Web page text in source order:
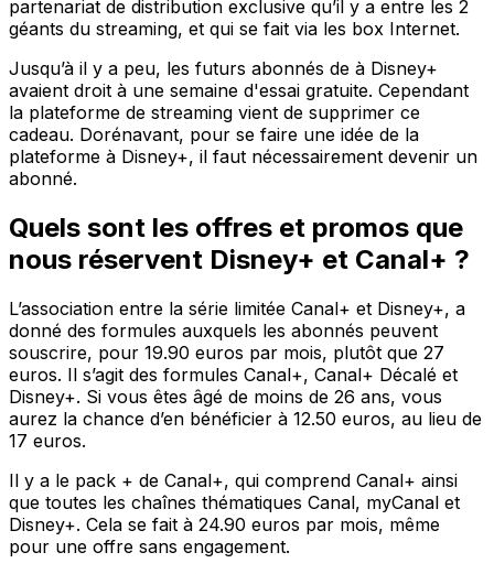
partenariat de distribution exclusive qu’il y a entre les 2
géants du streaming, et qui se fait via les box Internet.
Jusqu’à il y a peu, les futurs abonnés de à Disney+
avaient droit à une semaine d'essai gratuite. Cependant
la plateforme de streaming vient de supprimer ce
cadeau. Dorénavant, pour se faire une idée de la
plateforme à Disney+, il faut nécessairement devenir un
abonné.
Quels sont les offres et promos que
nous réservent Disney+ et Canal+ ?
L’association entre la série limitée Canal+ et Disney+, a
donné des formules auxquels les abonnés peuvent
souscrire, pour 19.90 euros par mois, plutôt que 27
euros. Il s’agit des formules Canal+, Canal+ Décalé et
Disney+. Si vous êtes âgé de moins de 26 ans, vous
aurez la chance d’en bénéficier à 12.50 euros, au lieu de
17 euros.
Il y a le pack + de Canal+, qui comprend Canal+ ainsi
que toutes les chaînes thématiques Canal, myCanal et
Disney+. Cela se fait à 24.90 euros par mois, même
pour une offre sans engagement.